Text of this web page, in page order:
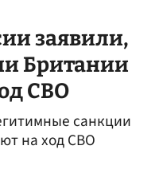
заявили,
Британии
СВО
санкции
на ход СВО